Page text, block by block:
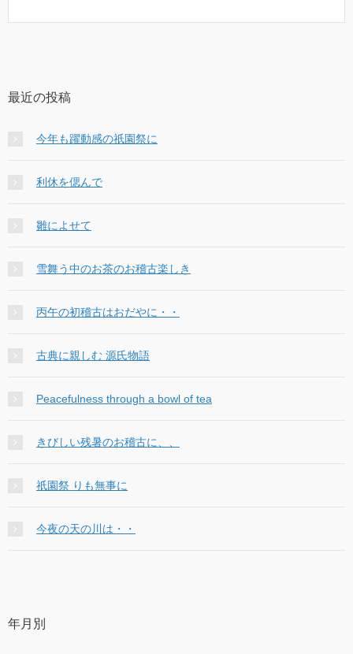
最近の投稿
今年も躍動感の祇園祭に
利休を偲んで
雛によせて
雪舞う中のお茶のお稽古楽しき
丙午の初稽古はおだやに・・
古典に親しむ 源氏物語
Peacefulness through a bowl of tea
きびしい残暑のお稽古に、、
祇園祭 りも無事に
今夜の天の川は・・
年月別